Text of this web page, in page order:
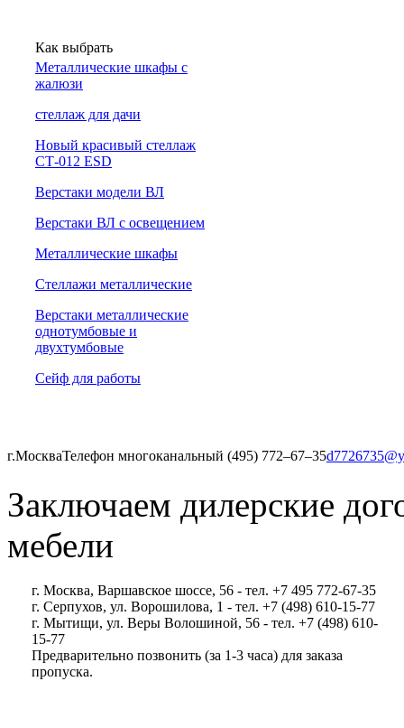
Как выбрать
Металлические шкафы с
жалюзи
cтеллаж для дачи
Новый красивый стеллаж
СТ-012 ESD
Верстаки модели ВЛ
Верстаки ВЛ с освещением
Металлические шкафы
Стеллажи металлические
Верстаки металлические
однотумбовые и
двухтумбовые
Сейф для работы
г.МоскваТелефон многоканальный (495) 772‒67‒35
Заключаем дилерские
мебели
г. Москва, Варшавское шоссе, 56 - тел. +7 495 772-67-35
г. Серпухов, ул. Ворошилова, 1 - тел. +7 (498) 610-15-77
г. Мытищи, ул. Веры Волошиной, 56 - тел. +7 (498) 610-
15-77
Предварительно позвонить (за 1-3 часа) для заказа
пропуска.